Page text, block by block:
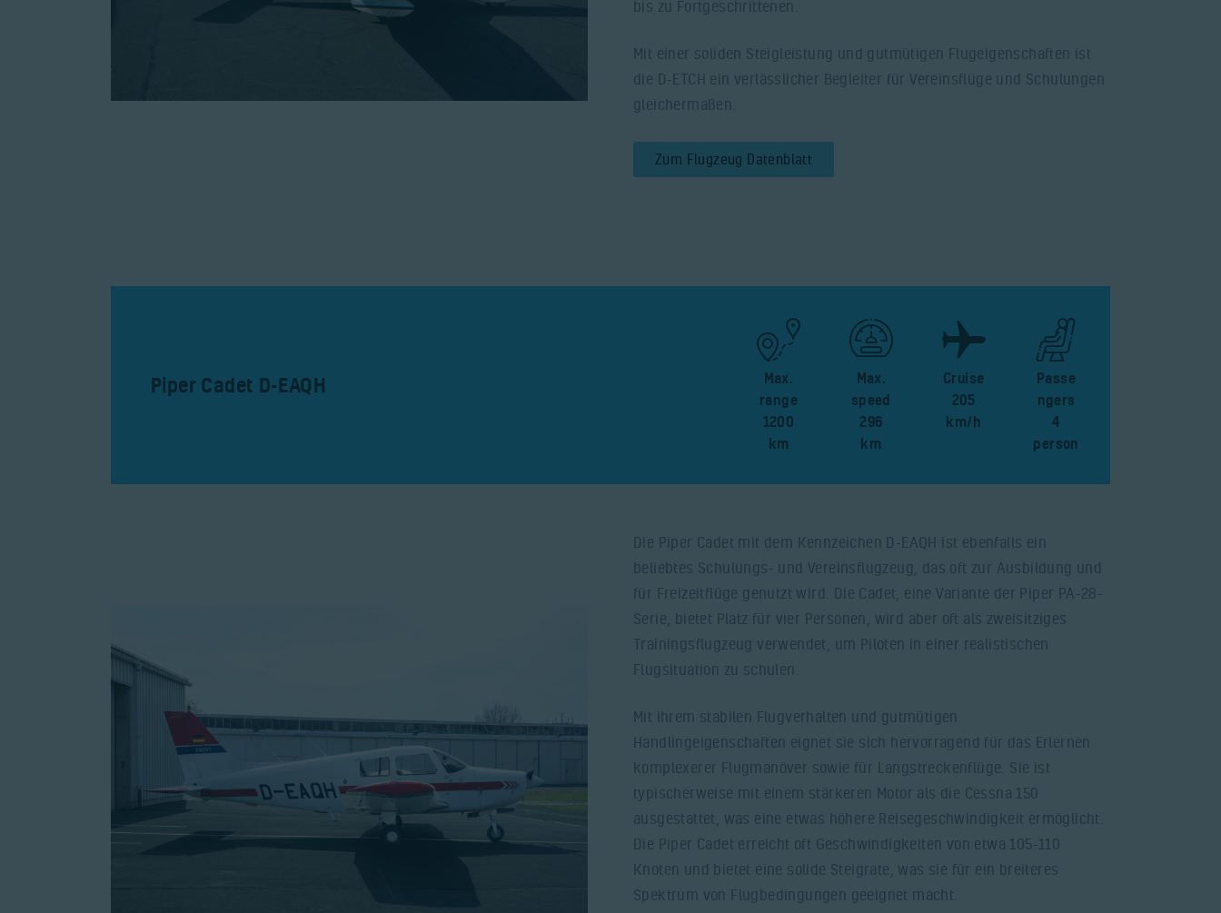
bis zu Fortgeschrittenen.
Mit einer soliden Steigleistung und gutmütigen Flugeigenschaften ist
die D-ETCH ein verlässlicher Begleiter für Vereinsflüge und Schulungen
gleichermaßen.
Zum Flugzeug Datenblatt
Piper Cadet D-EAQH
Max.
range
1200
km
Max.
speed
296
km
Cruise
205
km/h
Passe
ngers
4
person
Die Piper Cadet mit dem Kennzeichen D-EAQH ist ebenfalls ein
beliebtes Schulungs- und Vereinsflugzeug, das oft zur Ausbildung und
für Freizeitflüge genutzt wird. Die Cadet, eine Variante der Piper PA-28-
Serie, bietet Platz für vier Personen, wird aber oft als zweisitziges
Trainingsflugzeug verwendet, um Piloten in einer realistischen
Flugsituation zu schulen.
Mit ihrem stabilen Flugverhalten und gutmütigen
Handlingeigenschaften eignet sie sich hervorragend für das Erlernen
komplexerer Flugmanöver sowie für Langstreckenflüge. Sie ist
typischerweise mit einem stärkeren Motor als die Cessna 150
ausgestattet, was eine etwas höhere Reisegeschwindigkeit ermöglicht.
Die Piper Cadet erreicht oft Geschwindigkeiten von etwa 105-110
Knoten und bietet eine solide Steigrate, was sie für ein breiteres
Spektrum von Flugbedingungen geeignet macht.